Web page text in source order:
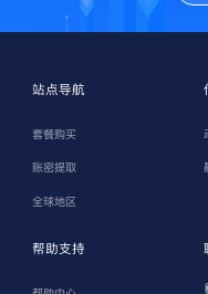
站点导航
套餐购买
账密提取
全球地区
帮助支持